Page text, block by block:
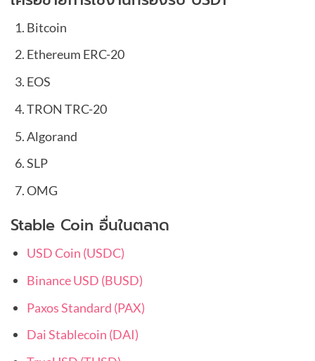
Bitcoin
Ethereum ERC-20
EOS
TRON TRC-20
Algorand
SLP
OMG
Stable Coin อื่นในตลาด
USD Coin (USDC)
Binance USD (BUSD)
Paxos Standard (PAX)
Dai Stablecoin (DAI)